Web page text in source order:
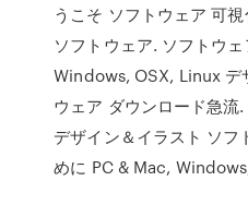
うこそ ソフトウェア 可
ソフトウェア. ソフトウ
Windows, OSX, Linux デ
ウェア ダウンロード急流
デザイン＆イラスト ソフ
めに PC & Mac,